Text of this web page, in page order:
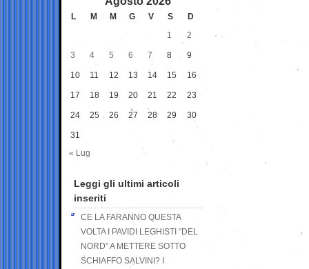
L M M G V S
D
1
2
3 4 5 6 7 8 9
10 11 12 13 14 15 16
17 18 19 20 21 22 23
24 25 26 27 28 29 30
31
« Lug
Leggi gli ultimi articoli
inseriti
CE LA FARANNO QUESTA
VOLTA I PAVIDI LEGHISTI “DEL
NORD” A METTERE SOTTO
SCHIAFFO SALVINI? I